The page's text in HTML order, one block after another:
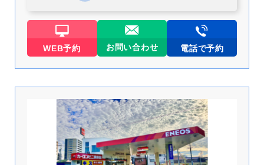
WEB予約 お問い合わせ 電話で予約